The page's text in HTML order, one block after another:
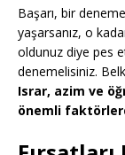
Başarı, bir
yaşarsanız, o
oldunuz diye pes
denemelisiniz.
Israr, azim ve
önemli